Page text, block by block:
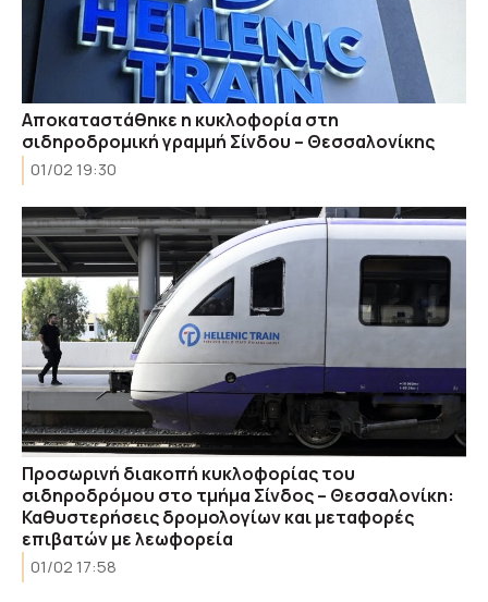
Aποκαταστάθηκε η κυκλοφορία στη
σιδηροδρομική γραμμή Σίνδου – Θεσσαλονίκης
01/02 19:30
Προσωρινή διακοπή κυκλοφορίας του
σιδηροδρόμου στο τμήμα Σίνδος – Θεσσαλονίκη:
Καθυστερήσεις δρομολογίων και μεταφορές
επιβατών με λεωφορεία
01/02 17:58